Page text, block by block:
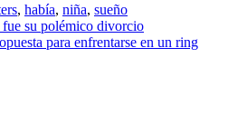
, había, niña, sueño
su polémico divorcio
para enfrentarse en un ring